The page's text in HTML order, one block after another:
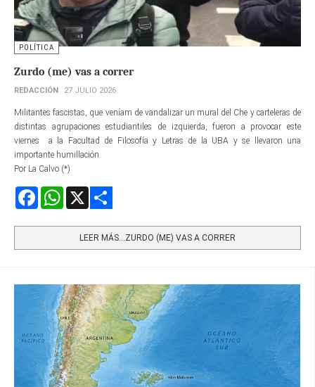
POLÍTICA
Zurdo (me) vas a correr
REDACCIÓN 27 JULIO 2026
Militantes fascistas, que veníam de vandalizar un mural del Che y carteleras de
distintas agrupaciones estudiantiles de izquierda, fueron a provocar este
viernes a la Facultad de Filosofía y Letras de la UBA y se llevaron una
importante humillación.
Por La Calvo (*)
FacebookWhatsApp
LEER MÁS…ZURDO (ME) VAS A CORRER